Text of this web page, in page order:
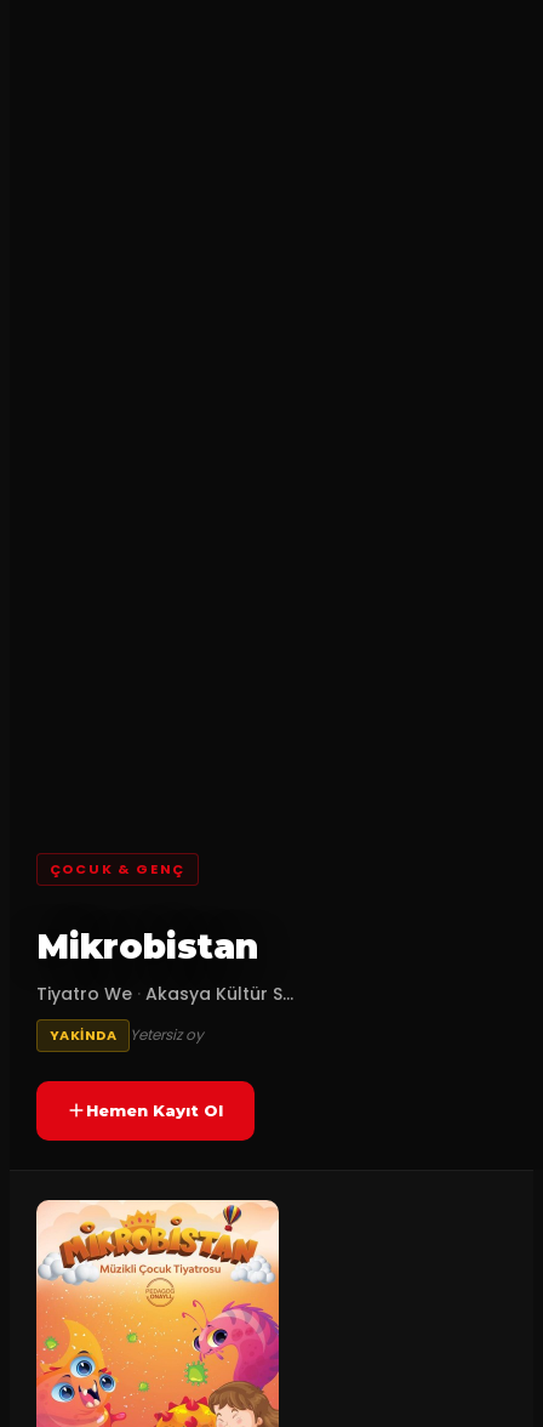
ÇOCUK & GENÇ
Mikrobistan
Tiyatro We · Akasya Kültür S...
YAKINDA Yetersiz oy
Hemen Kayıt Ol